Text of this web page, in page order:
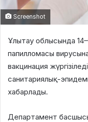
Screenshot
Ұлытау облысында
папилломасы
вакцинация
санитариялық-
хабарлады.
Департамент